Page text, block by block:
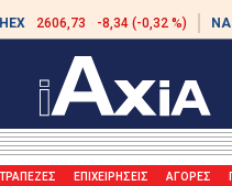
2606,73 -8,34 (-0,32 %)
ΤΡΑΠΕΖΕΣ ΕΠΙΧΕΙΡΗΣΕΙΣ ΑΓΟΡΕΣ